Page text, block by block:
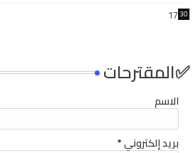
1730
4
✅المقترحات
الاسم
بريد إلكتروني*